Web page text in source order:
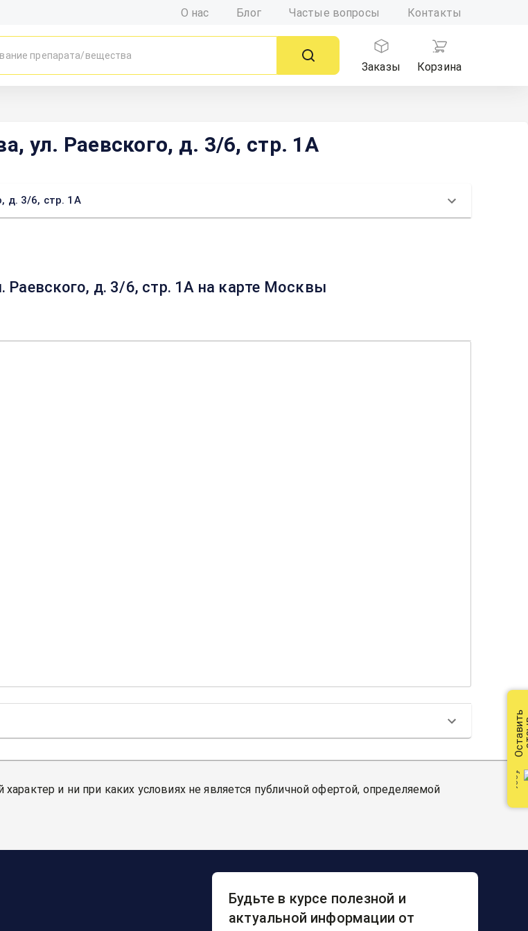
О нас Блог Частые вопросы Контакты
Заказы
Корзина
ул. Раевского, д. 3/6, стр. 1А
д. 3/6, стр. 1А
д. 3/6, стр. 1А на карте Москвы
и ни при каких условиях не является публичной офертой, определяемой
Будьте в курсе полезной и
актуальной информации от
Оставить